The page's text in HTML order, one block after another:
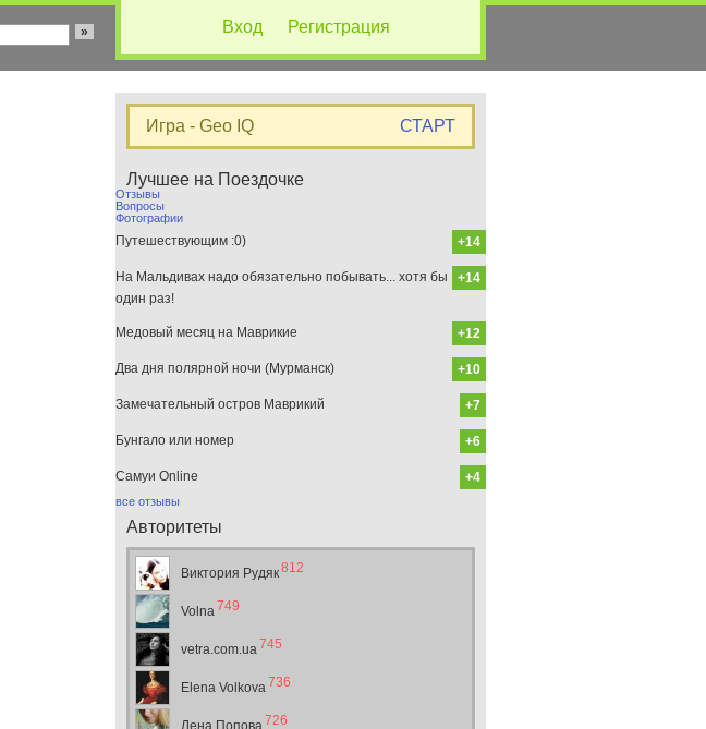
Вход Регистрация
»
Игра - Geo IQ СТАРТ
Лучшее на Поездочке
Отзывы
Вопросы
Фотографии
+14
Путешествующим :0)
+14
На Мальдивах надо обязательно побывать... хотя бы
один раз!
+12
Медовый месяц на Маврикие
+10
Два дня полярной ночи (Мурманск)
+7
Замечательный остров Маврикий
+6
Бунгало или номер
+4
Самуи Online
все отзывы
Авторитеты
Виктория Рудяк812
Volna749
vetra.com.ua745
Elena Volkova736
Лена Попова726